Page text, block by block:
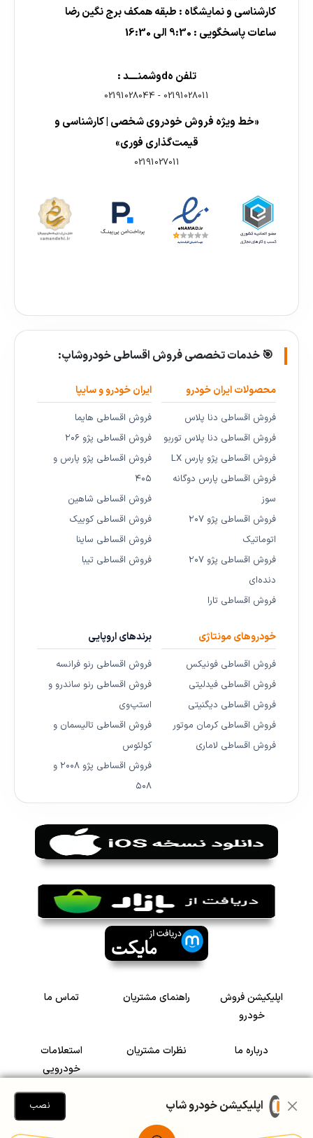
کارشناسی و نمایشگاه : طبقه همکف برج نگین رضا
ساعات پاسخگویی : 9:30 الی 16:30
تلفن هdوشمنــــد :
02191028011
-
02191028044
«خط ویژه فروش خودروی شخصی | کارشناسی و
قیمت‌گذاری فوری»
02191027011
🎯 خدمات تخصصی فروش اقساطی خودروشاپ:
محصولات ایران خودرو
فروش اقساطی دنا پلاس
فروش اقساطی دنا پلاس توربو
فروش اقساطی پژو پارس LX
فروش اقساطی پارس دوگانه
سوز
فروش اقساطی پژو ۲۰۷
اتوماتیک
فروش اقساطی پژو ۲۰۷
دنده‌ای
فروش اقساطی تارا
ایران خودرو و سایپا
فروش اقساطی هایما
فروش اقساطی پژو ۲۰۶
فروش اقساطی پژو پارس و
۴۰۵
فروش اقساطی شاهین
فروش اقساطی کوییک
فروش اقساطی ساینا
فروش اقساطی تیبا
خودروهای مونتاژی
فروش اقساطی فونیکس
فروش اقساطی فیدلیتی
فروش اقساطی دیگنیتی
فروش اقساطی کرمان موتور
فروش اقساطی لاماری
برندهای اروپایی
فروش اقساطی رنو فرانسه
فروش اقساطی رنو ساندرو و
استپ‌وی
فروش اقساطی تالیسمان و
کولئوس
فروش اقساطی پژو ۲۰۰۸ و
۵۰۸
اپلیکیشن فروش
خودرو
راهنمای مشتریان تماس ما
درباره ما نظرات مشتریان
استعلامات
خودرویی
سرمایه گذاری در
رضایت مشتریاناپلیکیشن خودرو شاپ نصب